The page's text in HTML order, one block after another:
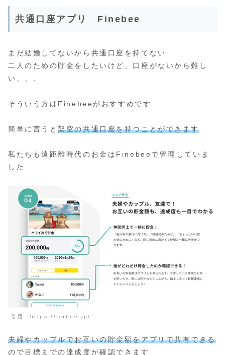
共通口座アプリ Finebee
まだ結婚してないから共通口座を持てない
二人のための貯金をしたいけど、口座がないから難し
い、、、
そういう方は Finebee がおすすめです
簡単に言うと架空の共通口座を持つことができます
私たちも遠距離時代のお金はFinebeeで管理していま
した
引用 https://finbee.jp/
夫婦やカップルでお互いの貯金額をアプリで共有できる
ので目標までの達成度が確認できます